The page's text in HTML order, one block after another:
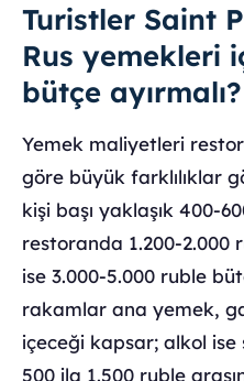
Turistler Saint
Rus yemekleri
bütçe ayırmalı?
Yemek maliyetleri
göre büyük farklılıklar
kişi başı yaklaşık 400-
restoranda 1.200-2.000
ise 3.000-5.000 ruble
rakamlar ana yemek,
içeceği kapsar; alkol ise
500 ila 1.500 ruble